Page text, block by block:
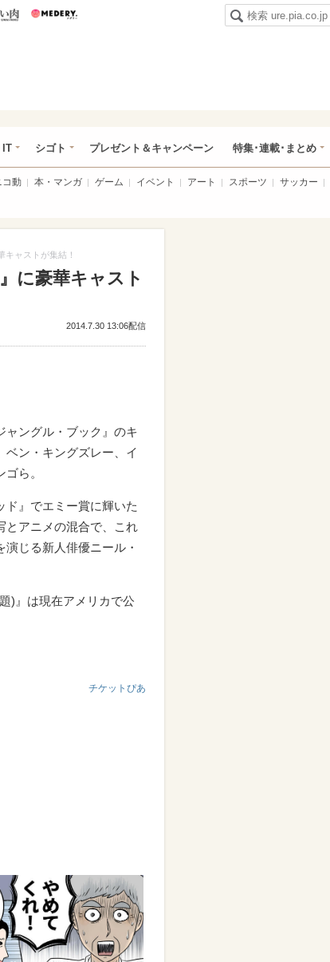
ン うまい肉
IT シゴト プレゼント＆キャンペーン 特集･連載･まとめ
コ動 本・マンガ ゲーム イベント アート スポーツ サッカー
ャストが集結！
に豪華キャスト
2014.7.30 13:06配信
ャングル・ブック』のキ
ベン・キングズレー、イ
ら。
ド』でエミー賞に輝いた
とアニメの混合で、これ
じる新人俳優ニール・
)』は現在アメリカで公
チケットぴあ